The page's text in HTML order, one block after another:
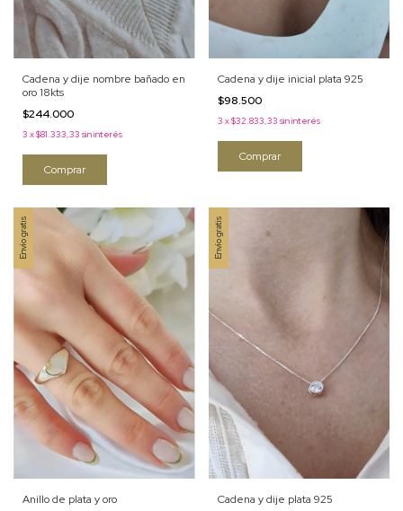
Cadena y dije nombre bañado en
oro 18kts
$244.000
3 x$81.333,33 sin interés
Comprar
Cadena y dije inicial plata 925
$98.500
3 x$32.833,33 sin interés
Comprar
Envío gratis
Anillo de plata y oro
Envío gratis
Cadena y dije plata 925